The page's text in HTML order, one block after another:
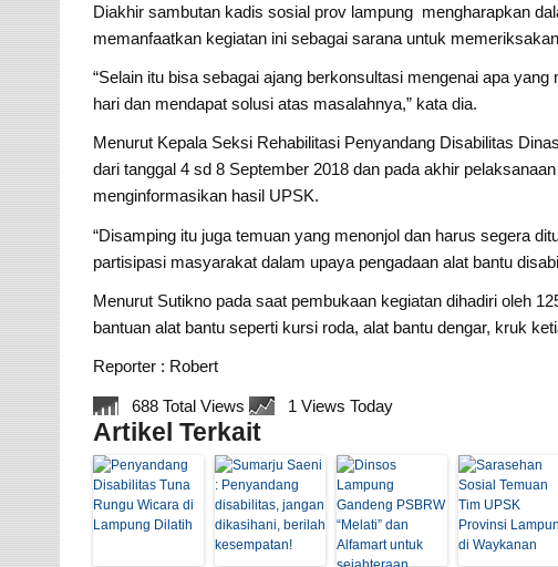
Diakhir sambutan kadis sosial prov lampung mengharapkan
memanfaatkan kegiatan ini sebagai sarana untuk
“Selain itu bisa sebagai ajang berkonsultasi mengenai apa
hari dan mendapat solusi atas masalahnya,” kata dia.
Menurut Kepala Seksi Rehabilitasi Penyandang Disabilitas
dari tanggal 4 sd 8 September 2018 dan pada akhir
menginformasikan hasil UPSK.
“Disamping itu juga temuan yang menonjol dan harus segera
partisipasi masyarakat dalam upaya pengadaan alat bantu
Menurut Sutikno pada saat pembukaan kegiatan dihadiri oleh
bantuan alat bantu seperti kursi roda, alat bantu dengar, kruk
Reporter : Robert
688 Total Views 1 Views Today
Artikel Terkait